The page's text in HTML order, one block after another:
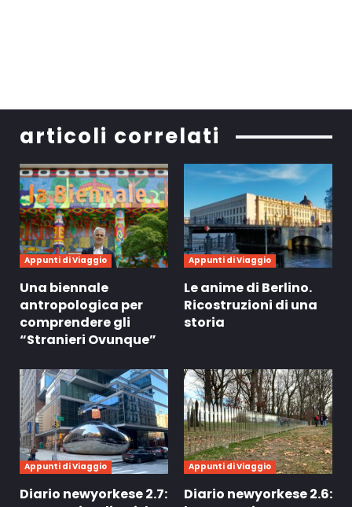
articoli correlati
Appunti di Viaggio
Una biennale
antropologica per
comprendere gli
“Stranieri Ovunque”
Appunti di Viaggio
Le anime di Berlino.
Ricostruzioni di una
storia
Appunti di Viaggio
Diario newyorkese 2.7:
Appunti di Viaggio
Diario newyorkese 2.6: